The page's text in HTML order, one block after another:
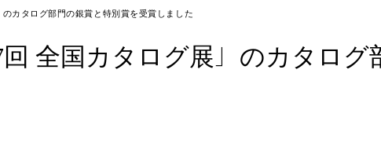
カタログ部門の銀賞と特別賞を受賞しました
回 全国カタログ展」のカタロ